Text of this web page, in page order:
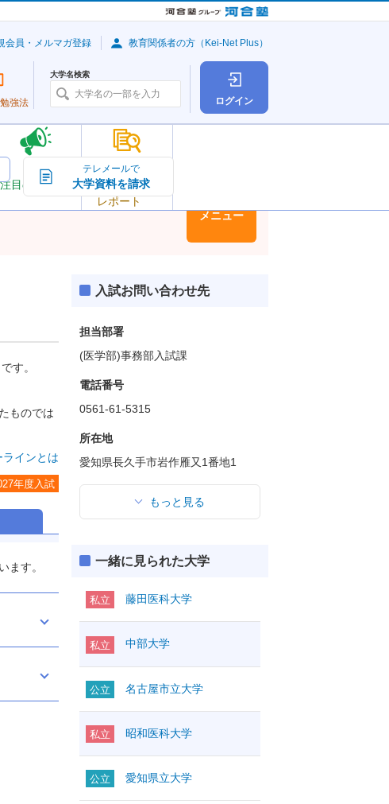
ログイン
注目の大学
大学の今
トピック＆
レポート
勉強法
大学名検索
会員・メルマガ登録 教育関係者の方（Kei-Net Plus）
テレメールで
大学資料を請求
メニュー
す。
ものでは
ラインとは
年度入試
ます。
入試お問い合わせ先
担当部署
(医学部)事務部入試課
電話番号
0561-61-5315
所在地
愛知県長久手市岩作雁又1番地1
もっと見る
一緒に見られた大学
私立 藤田医科大学
私立 中部大学
公立 名古屋市立大学
私立 昭和医科大学
公立 愛知県立大学